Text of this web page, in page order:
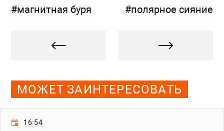
#магнитная буря #полярное сияние
МОЖЕТ ЗАИНТЕРЕСОВАТЬ
16:54